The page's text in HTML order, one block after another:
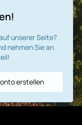
unserer Seite?
nehmen Sie an
erstellen